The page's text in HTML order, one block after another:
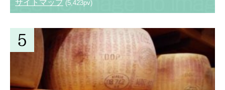
サイトマップ (5,423pv)